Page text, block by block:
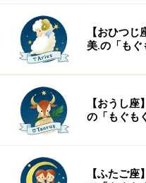
7位：ふたご座／
日生まれ）
「ふたご座」の今日の運勢
現実的になりすぎている
とで心が潤うはず。
【おひつ
美.の「もぐ
【おうし
の「もぐも
【ふたご